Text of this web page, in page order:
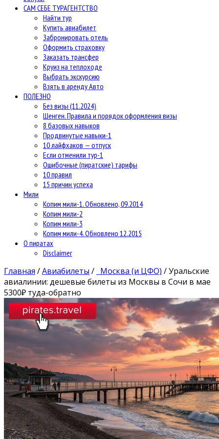
САМ СЕБЕ ТУРАГЕНТСТВО
Найти тур
Купить авиабилет
Забронировать отель
Оформить страховку
Заказать трансфер
Круиз на теплоходе
Выбрать экскурсию
Взять в аренду Авто
ПОЛЕЗНО
Без визы (11.2024)
Шенген. Правила и порядок оформления визы
8 базовых навыков
Продвинутые навыки-1
10 лайфхаков — отпуск
Если отменили тур-1
Ошибочные (пиратские) тарифы
10 правил
15 причин успеха
Мили
Копим мили-1. Обновлено, 09.2014
Копим мили-2
Копим мили-3
Копим мили-4. Обновлено 12.2015
О пиратах
Disclaimer
Главная /Авиабилеты / Москва (и ЦФО) /Уральские
авиалинии: дешевые билеты из Москвы в Сочи в мае
5300₽ туда-обратно